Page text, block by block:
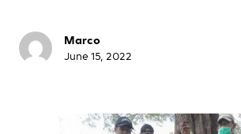
Marco
June 15, 2022